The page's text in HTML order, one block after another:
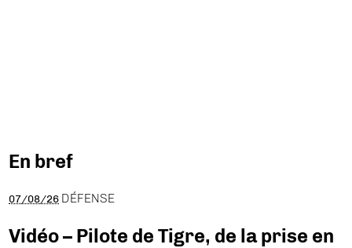
En bref
07/08/26 DÉFENSE
Vidéo – Pilote de Tigre, de la prise en